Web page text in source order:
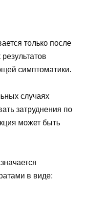
только после
симптоматики.
случаях
затруднения по
может быть
в виде: